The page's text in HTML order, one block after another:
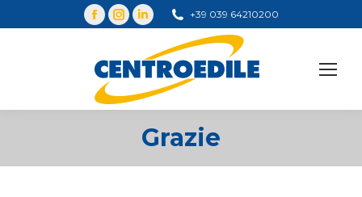
+39 039 64210200
Grazie
You are here: